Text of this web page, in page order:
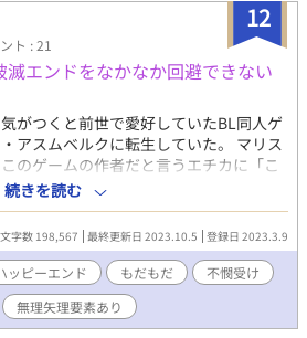
Nokto：拷問ありの強姦のみ 第二章
合意の焦らし攻め・もだもだ距離詰め
バディ）関係キャラCP中心・体格差
め・媚薬・空イキ・多イキ ■本作品に
のものであり、実在するいかなる宗教
も一切無関係です。 ■遠慮容赦ない暴
すので、ご注意ください。 ■露骨な性
ルには、目安として『※』をつけてい
ン・イラスト：Yum様 番外編：
novel/922355476/341798243
12
ト : 21
エンドをなかなか回避できない
がつくと前世で愛好していたBL同人ゲ
アスムベルクに転生していた。 マリス
のゲームの作者だと言うエチカに「こ
れられない」と言われてしまう。 破滅
トをこなしていくうちに、攻略対象の
オリアス・カンテミールが何かと絡ん
謳歌しつつ、破滅エンドを回避する
BLストーリー。 不器用意地悪ツンデレ
以外は平凡受け セオリアス×マリス固
す。 嫌い→好き、もだもだ展開があり
降です。 エロ描写には*をつけておりま
続きを読む
文字数 198,567 最終更新日 2023.10.5 登録日 2023.3.9
ッピーエンド もだもだ
不憫受け
無理矢理要素あり